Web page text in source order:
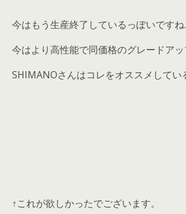
今はもう生産終了しているっぽいです
今はより高性能で同価格のグレードア
SHIMANOさんはコレをオススメしてい
↑これが欲しかったでございます。